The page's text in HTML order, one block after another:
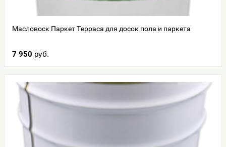
Масловоск Паркет Терраса для досок пола и паркета
7 950 руб.